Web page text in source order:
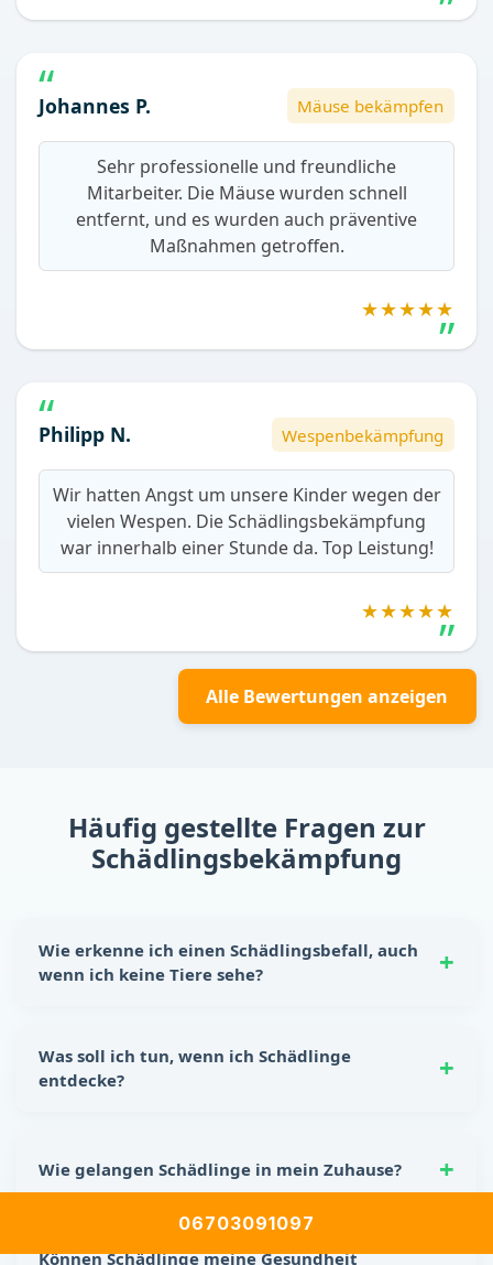
Johannes P. Mäuse bekämpfen
Sehr professionelle und freundliche
Mitarbeiter. Die Mäuse wurden schnell
entfernt, und es wurden auch präventive
Maßnahmen getroffen.
★★★★★
Philipp N. Wespenbekämpfung
Wir hatten Angst um unsere Kinder wegen der
vielen Wespen. Die Schädlingsbekämpfung
war innerhalb einer Stunde da. Top Leistung!
★★★★★
Alle Bewertungen anzeigen
Häufig gestellte Fragen zur
Schädlingsbekämpfung
Wie erkenne ich einen Schädlingsbefall, auch
wenn ich keine Tiere sehe?
Wänden oder Schränken sowie unangenehme Gerüche.
Auch beschädigte Lebensmittelverpackungen sind ein
Was soll ich tun, wenn ich Schädlinge
entdecke?
eine nachhaltige Lösung empfiehlt sich die
Unterstützung durch eine professionelle
Schädlingsbekämpfung.
Wie gelangen Schädlinge in mein Zuhause?
Bereits kleinste Öffnungen – wie Lüftungsschlitze,
Können Schädlinge meine Gesundheit
06703091097